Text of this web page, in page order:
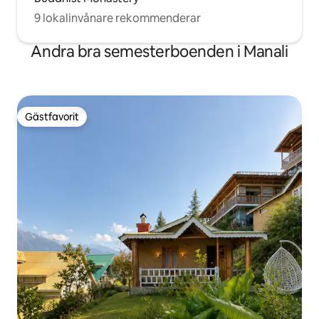
9 lokalinvånare rekommenderar
Andra bra semesterboenden i Manali
Gästfavorit
Gästfavorit